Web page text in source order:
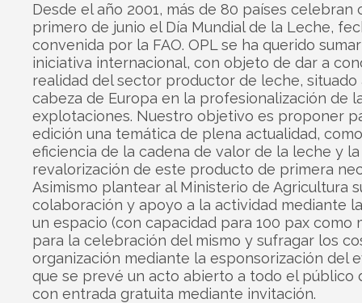
Desde el año 2001, más de 80 países celebran
primero de junio el Día Mundial de la Leche,
convenida por la FAO. OPL se ha querido
iniciativa internacional, con objeto de dar a
realidad del sector productor de leche, situado
cabeza de Europa en la profesionalización de
explotaciones. Nuestro objetivo es proponer
edición una temática de plena actualidad,
eficiencia de la cadena de valor de la leche y la
revalorización de este producto de primera
Asimismo plantear al Ministerio de Agricultura
colaboración y apoyo a la actividad mediante
un espacio (con capacidad para 100 pax como
para la celebración del mismo y sufragar los
organización mediante la esponsorización del
que se prevé un acto abierto a todo el público
con entrada gratuita mediante invitación.